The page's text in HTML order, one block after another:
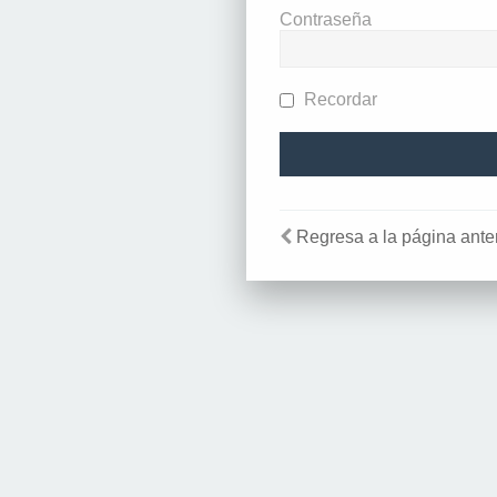
Contraseña
Recordar
Regresa a la página